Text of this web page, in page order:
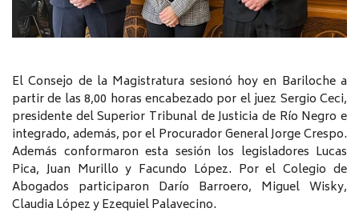
El Consejo de la Magistratura sesionó hoy en Bariloche a
partir de las 8,00 horas encabezado por el juez Sergio Ceci,
presidente del Superior Tribunal de Justicia de Río Negro e
integrado, además, por el Procurador General Jorge Crespo.
Además conformaron esta sesión los legisladores Lucas
Pica, Juan Murillo y Facundo López. Por el Colegio de
Abogados participaron Darío Barroero, Miguel Wisky,
Claudia López y Ezequiel Palavecino.